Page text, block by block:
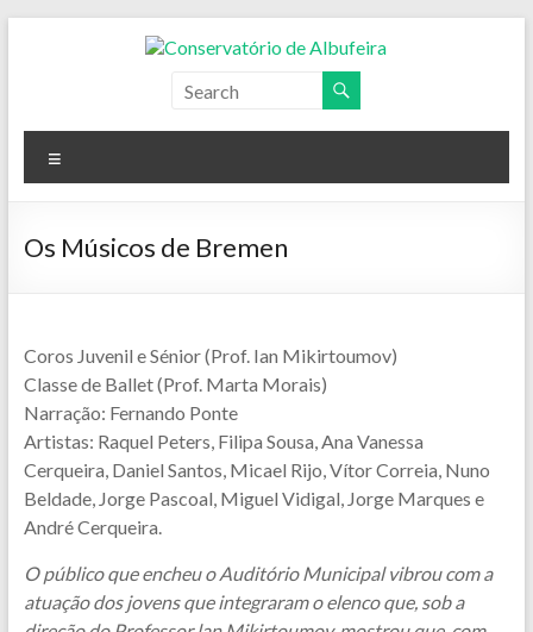
Conservatório
de
Albufeira
Os Músicos de Bremen
Coros Juvenil e Sénior (Prof. Ian Mikirtoumov)
Classe de Ballet (Prof. Marta Morais)
Narração: Fernando Ponte
Artistas: Raquel Peters, Filipa Sousa, Ana Vanessa
Cerqueira, Daniel Santos, Micael Rijo, Vítor Correia, Nuno
Beldade, Jorge Pascoal, Miguel Vidigal, Jorge Marques e
André Cerqueira.
O público que encheu o Auditório Municipal vibrou com a
atuação dos jovens que integraram o elenco que, sob a